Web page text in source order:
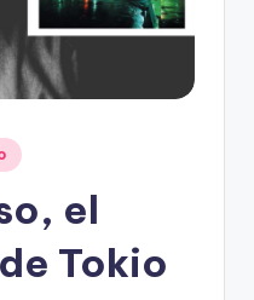
el
Tokio